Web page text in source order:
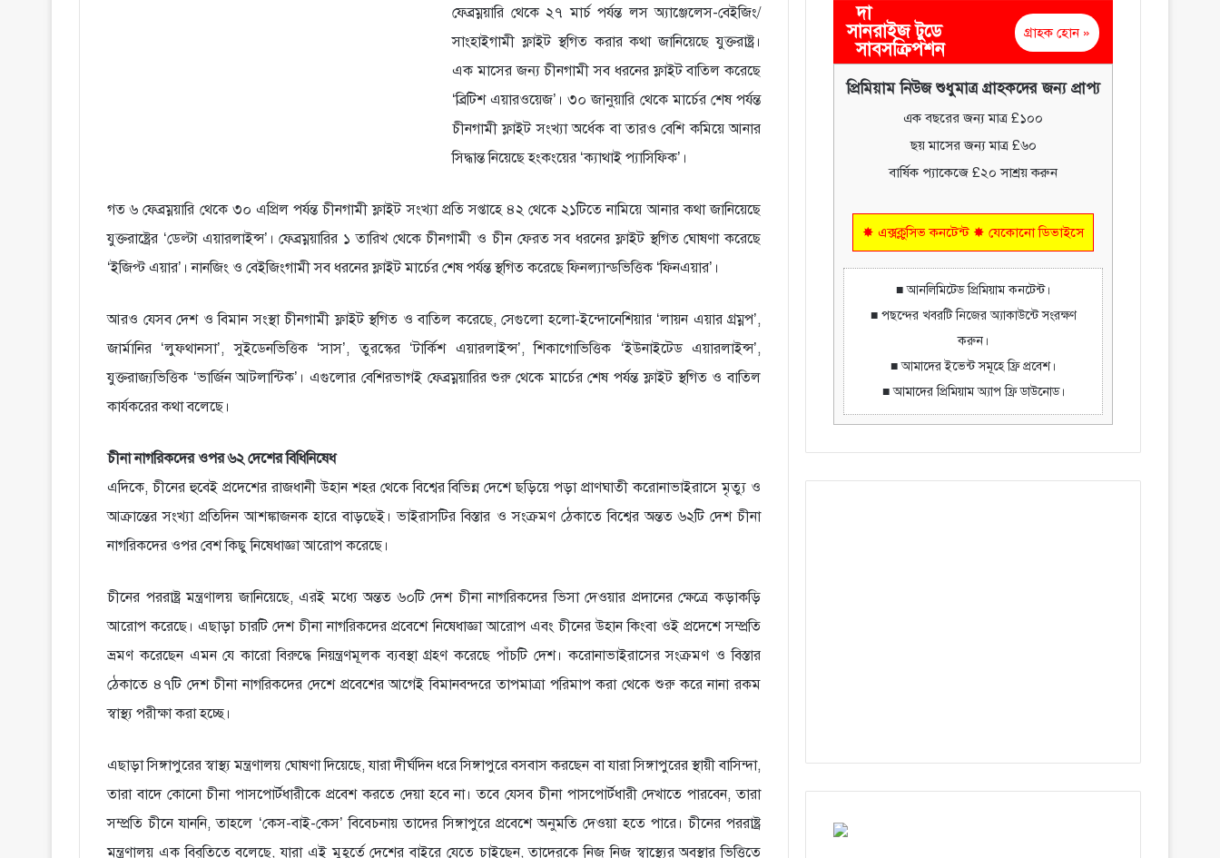
ফেব্রম্নয়ারি থেকে ২৭ মার্চ পর্যন্ত লস অ্যাঞ্জেলেস-বেইজিং/
সাংহাইগামী ফ্লাইট স্থগিত করার কথা জানিয়েছে যুক্তরাষ্ট্র।
এক মাসের জন্য চীনগামী সব ধরনের ফ্লাইট বাতিল করেছে
‘ব্রিটিশ এয়ারওয়েজ’। ৩০ জানুয়ারি থেকে মার্চের শেষ পর্যন্ত
চীনগামী ফ্লাইট সংখ্যা অর্ধেক বা তারও বেশি কমিয়ে আনার
সিদ্ধান্ত নিয়েছে হংকংয়ের ‘ক্যাথাই প্যাসিফিক’।
গত ৬ ফেব্রম্নয়ারি থেকে ৩০ এপ্রিল পর্যন্ত চীনগামী ফ্লাইট সংখ্যা প্রতি সপ্তাহে ৪২ থেকে ২১টিতে নামিয়ে আনার কথা জানিয়েছে
যুক্তরাষ্ট্রের ‘ডেল্টা এয়ারলাইন্স’। ফেব্রম্নয়ারির ১ তারিখ থেকে চীনগামী ও চীন ফেরত সব ধরনের ফ্লাইট স্থগিত ঘোষণা করেছে
‘ইজিপ্ট এয়ার’। নানজিং ও বেইজিংগামী সব ধরনের ফ্লাইট মার্চের শেষ পর্যন্ত স্থগিত করেছে ফিনল্যান্ডভিত্তিক ‘ফিনএয়ার’।
আরও যেসব দেশ ও বিমান সংস্থা চীনগামী ফ্লাইট স্থগিত ও বাতিল করেছে, সেগুলো হলো-ইন্দোনেশিয়ার ‘লায়ন এয়ার গ্রম্নপ’,
জার্মানির ‘লুফথানসা’, সুইডেনভিত্তিক ‘সাস’, তুরস্কের ‘টার্কিশ এয়ারলাইন্স’, শিকাগোভিত্তিক ‘ইউনাইটেড এয়ারলাইন্স’,
যুক্তরাজ্যভিত্তিক ‘ভার্জিন আটলান্টিক’। এগুলোর বেশিরভাগই ফেব্রম্নয়ারির শুরু থেকে মার্চের শেষ পর্যন্ত ফ্লাইট স্থগিত ও বাতিল
কার্যকরের কথা বলেছে।
চীনা নাগরিকদের ওপর ৬২ দেশের বিধিনিষেধ
এদিকে, চীনের হুবেই প্রদেশের রাজধানী উহান শহর থেকে বিশ্বের বিভিন্ন দেশে ছড়িয়ে পড়া প্রাণঘাতী করোনাভাইরাসে মৃত্যু ও
আক্রান্তের সংখ্যা প্রতিদিন আশঙ্কাজনক হারে বাড়ছেই। ভাইরাসটির বিস্তার ও সংক্রমণ ঠেকাতে বিশ্বের অন্তত ৬২টি দেশ চীনা
নাগরিকদের ওপর বেশ কিছু নিষেধাজ্ঞা আরোপ করেছে।
চীনের পররাষ্ট্র মন্ত্রণালয় জানিয়েছে, এরই মধ্যে অন্তত ৬০টি দেশ চীনা নাগরিকদের ভিসা দেওয়ার প্রদানের ক্ষেত্রে কড়াকড়ি
আরোপ করেছে। এছাড়া চারটি দেশ চীনা নাগরিকদের প্রবেশে নিষেধাজ্ঞা আরোপ এবং চীনের উহান কিংবা ওই প্রদেশে সম্প্রতি
ভ্রমণ করেছেন এমন যে কারো বিরুদ্ধে নিয়ন্ত্রণমূলক ব্যবস্থা গ্রহণ করেছে পাঁচটি দেশ। করোনাভাইরাসের সংক্রমণ ও বিস্তার
ঠেকাতে ৪৭টি দেশ চীনা নাগরিকদের দেশে প্রবেশের আগেই বিমানবন্দরে তাপমাত্রা পরিমাপ করা থেকে শুরু করে নানা রকম
স্বাস্থ্য পরীক্ষা করা হচ্ছে।
এছাড়া সিঙ্গাপুরের স্বাস্থ্য মন্ত্রণালয় ঘোষণা দিয়েছে, যারা দীর্ঘদিন ধরে সিঙ্গাপুরে বসবাস করছেন বা যারা সিঙ্গাপুরের স্থায়ী বাসিন্দা,
তারা বাদে কোনো চীনা পাসপোর্টধারীকে প্রবেশ করতে দেয়া হবে না। তবে যেসব চীনা পাসপোর্টধারী দেখাতে পারবেন, তারা
সম্প্রতি চীনে যাননি, তাহলে ‘কেস-বাই-কেস’ বিবেচনায় তাদের সিঙ্গাপুরে প্রবেশে অনুমতি দেওয়া হতে পারে। চীনের পররাষ্ট্র
মন্ত্রণালয় এক বিবৃতিতে বলেছে, যারা এই মুহূর্তে দেশের বাইরে যেতে চাইছেন, তাদেরকে নিজ নিজ স্বাস্থ্যের অবস্থার ভিত্তিতে
দা
সানরাইজ টুডে
সাবসক্রিপশন
গ্রাহক হোন »
প্রিমিয়াম নিউজ শুধুমাত্র গ্রাহকদের জন্য প্রাপ্য
এক বছরের জন্য মাত্র £১০০
ছয় মাসের জন্য মাত্র £৬০
বার্ষিক প্যাকেজে £২০ সাশ্রয় করুন
✸ এক্সক্লুসিভ কনটেন্ট ✸ যেকোনো ডিভাইসে
■ আনলিমিটেড প্রিমিয়াম কনটেন্ট।
■ পছন্দের খবরটি নিজের অ্যাকাউন্টে সংরক্ষণ
করুন।
■ আমাদের ইভেন্ট সমূহে ফ্রি প্রবেশ।
■ আমাদের প্রিমিয়াম অ্যাপ ফ্রি ডাউনোড।